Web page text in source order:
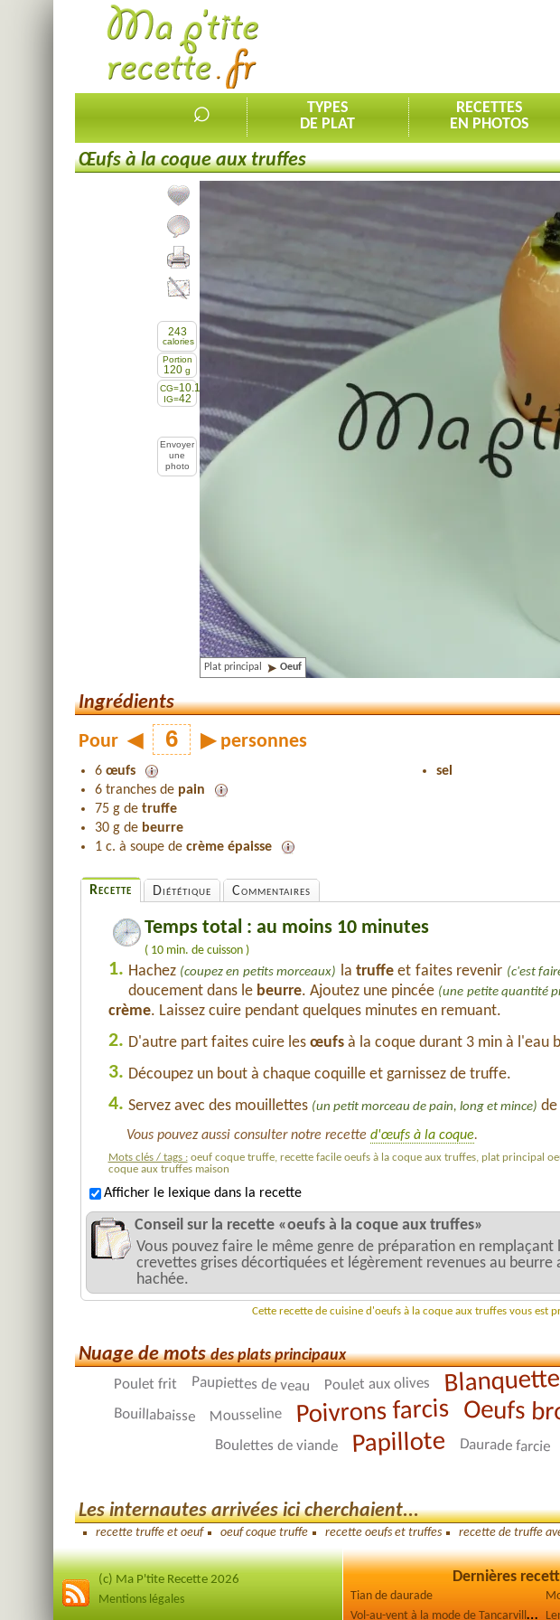
⌕
TYPES
DE PLAT
RECETTES
EN PHOTOS
Œufs à la coque aux truffes
Partager cette recette
243
calories
Portion
120 g
CG=10.1
IG=42
Envoyer
une
photo
Plat principal Oeuf
Ingrédients
Pour ◀ ▶ personnes
6 œufs
6 tranches de pain
75 g de truffe
30 g de beurre
1 c. à soupe de crème épaisse
sel
Recette Diététique Commentaires
Temps total : au moins 10 minutes
( 10 min. de cuisson )
1. Hachez (coupez en petits morceaux) latruffe et faites revenir (c'est
doucement dans le beurre. Ajoutez une pincée (une petite quantité
crème. Laissez cuire pendant quelques minutes en remuant.
2. D'autre part faites cuire les œufsà la coque durant 3 min à l'eau
3. Découpez un bout à chaque coquille et garnissez de truffe.
4. Servez avec des mouillettes (un petit morceau de pain, long et mince) de
Vous pouvez aussi consulter notre recette d'œufs à la coque.
Mots clés / tags : oeuf coque truffe, recette facile oeufs à la coque aux truffes, plat principal
coque aux truffes maison
Afficher le lexique dans la recette
Conseil sur la recette «oeufs à la coque aux truffes»
Vous pouvez faire le même genre de préparation en remplaçant
crevettes grises décortiquées et légèrement revenues au
hachée.
Cette recette de cuisine d'oeufs à la coque aux truffes vous est
Nuage de motsdes plats principaux
Poulet frit Paupiettes de veau Poulet aux olives Blanquette
Bouillabaisse Mousseline Poivrons farcis Oeufs
Boulettes de viande Papillote Daurade farcie
Les internautes arrivées ici cherchaient...
recette truffe et oeuf oeuf coque truffe recette oeufs et truffes recette de truffe
(c) Ma P'tite Recette 2026
Mentions légales
Dernières
Tian de daurade
V
ol-au-vent à la mode de Tancarville